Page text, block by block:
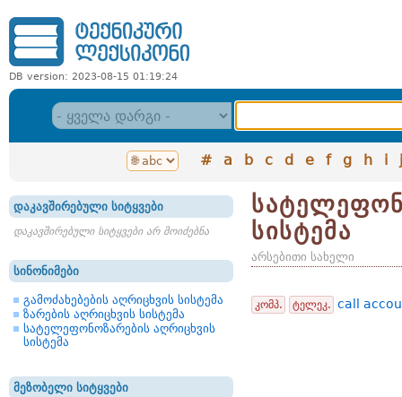
DB version: 2023-08-15 01:19:24
# a b c d e f g h i j
დაკავშირებული სიტყვები
დაკავშირებული სიტყვები არ მოიძებნა
სინონიმები
გამოძახებების აღრიცხვის სისტემა
ზარების აღრიცხვის სისტემა
სატელეფონოზარების აღრიცხვის
სისტემა
მეზობელი სიტყვები
სისტემა
არსებითი სახელი
კომპ. ტელეკ. call